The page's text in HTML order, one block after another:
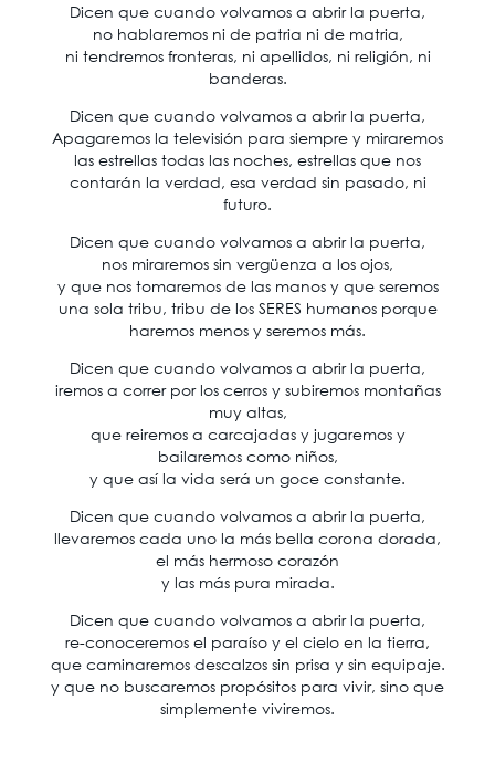
Dicen que cuando volvamos a abrir la puerta,
no hablaremos ni de patria ni de matria,
ni tendremos fronteras, ni apellidos, ni religión, ni
banderas.
Dicen que cuando volvamos a abrir la puerta,
Apagaremos la televisión para siempre y miraremos
las estrellas todas las noches, estrellas que nos
contarán la verdad, esa verdad sin pasado, ni
futuro.
Dicen que cuando volvamos a abrir la puerta,
nos miraremos sin vergüenza a los ojos,
y que nos tomaremos de las manos y que seremos
una sola tribu, tribu de los SERES humanos porque
haremos menos y seremos más.
Dicen que cuando volvamos a abrir la puerta,
iremos a correr por los cerros y subiremos montañas
muy altas,
que reiremos a carcajadas y jugaremos y
bailaremos como niños,
y que así la vida será un goce constante.
Dicen que cuando volvamos a abrir la puerta,
llevaremos cada uno la más bella corona dorada,
el más hermoso corazón
y las más pura mirada.
Dicen que cuando volvamos a abrir la puerta,
re-conoceremos el paraíso y el cielo en la tierra,
que caminaremos descalzos sin prisa y sin equipaje.
y que no buscaremos propósitos para vivir, sino que
simplemente viviremos.